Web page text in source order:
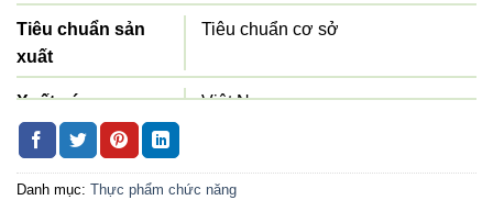
Tiêu chuẩn sản
xuất
Tiêu chuẩn cơ sở
Xuất xứ Việt Nam
Quy cách đóng gói
Hạn sử dụng 36 tháng
Danh mục: Thực phẩm chức năng